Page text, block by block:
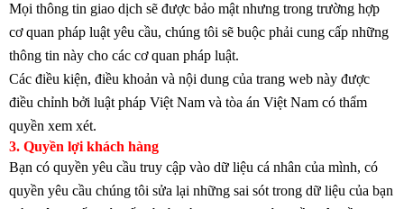
Mọi thông tin giao dịch sẽ được bảo mật nhưng trong trường hợp
cơ quan pháp luật yêu cầu, chúng tôi sẽ buộc phải cung cấp những
thông tin này cho các cơ quan pháp luật.
Các điều kiện, điều khoản và nội dung của trang web này được
điều chỉnh bởi luật pháp Việt Nam và tòa án Việt Nam có thẩm
quyền xem xét.
3. Quyền lợi khách hàng
Bạn có quyền yêu cầu truy cập vào dữ liệu cá nhân của mình, có
quyền yêu cầu chúng tôi sửa lại những sai sót trong dữ liệu của bạn